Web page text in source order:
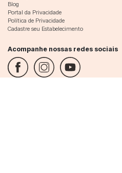
Blog
Portal da Privacidade
Política de Privacidade
Cadastre seu Estabelecimento
Acompanhe nossas redes sociais